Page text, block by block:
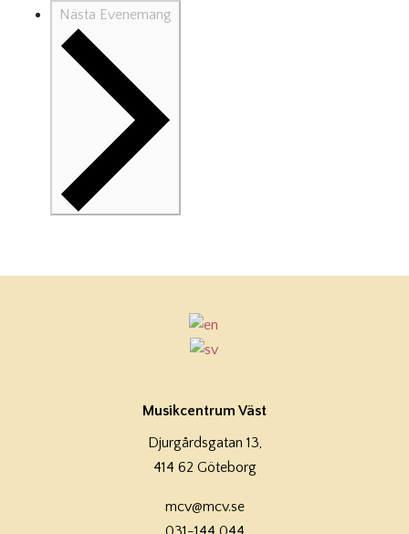
Nästa Evenemang
Musikcentrum Väst
Djurgårdsgatan 13,
414 62 Göteborg
mcv@mcv.se